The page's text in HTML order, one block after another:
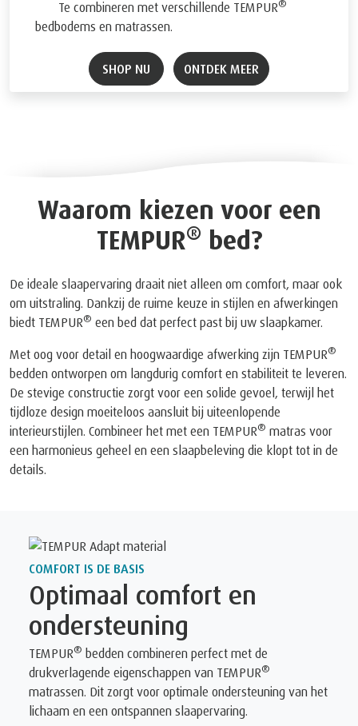
Te combineren met verschillende TEMPUR®
bedbodems en matrassen.
SHOP NU ONTDEK MEER
Waarom kiezen voor een
TEMPUR® bed?
De ideale slaapervaring draait niet alleen om comfort, maar ook
om uitstraling. Dankzij de ruime keuze in stijlen en afwerkingen
biedt TEMPUR® een bed dat perfect past bij uw slaapkamer.
Met oog voor detail en hoogwaardige afwerking zijn TEMPUR®
bedden ontworpen om langdurig comfort en stabiliteit te leveren.
De stevige constructie zorgt voor een solide gevoel, terwijl het
tijdloze design moeiteloos aansluit bij uiteenlopende
interieurstijlen. Combineer het met een TEMPUR® matras voor
een harmonieus geheel en een slaapbeleving die klopt tot in de
details.
COMFORT IS DE BASIS
Optimaal comfort en
ondersteuning
TEMPUR® bedden combineren perfect met de
drukverlagende eigenschappen van TEMPUR®
matrassen. Dit zorgt voor optimale ondersteuning van het
lichaam en een ontspannen slaapervaring.